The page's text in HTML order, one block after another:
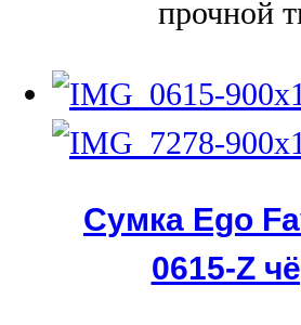
прочной
Сумка Ego
0615-Z